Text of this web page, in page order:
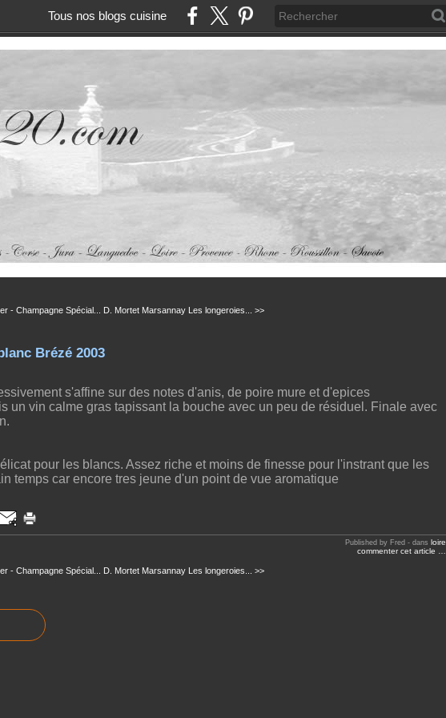
Tous nos blogs cuisine
- Champagne Spécial... D. Mortet Marsannay Les longeroies... >>
Brézé 2003
s'affine sur des notes d'anis, de poire mure et d'epices
un vin calme gras tapissant la bouche avec un peu de résiduel. Finale avec
pour les blancs. Assez riche et moins de finesse pour l'instrant que les
temps car encore tres jeune d'un point de vue aromatique
Published by Fred -dans loire
commenter cet article
- Champagne Spécial... D. Mortet Marsannay Les longeroies... >>